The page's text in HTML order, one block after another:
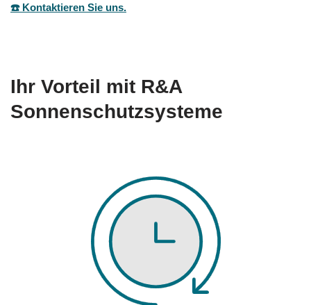
☎️ Kontaktieren Sie uns.
Ihr Vorteil mit R&A
Sonnenschutzsysteme